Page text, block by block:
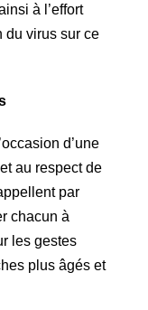
à l’effort
du virus sur ce
d’une
au respect de
par
chacun à
les gestes
plus âgés et